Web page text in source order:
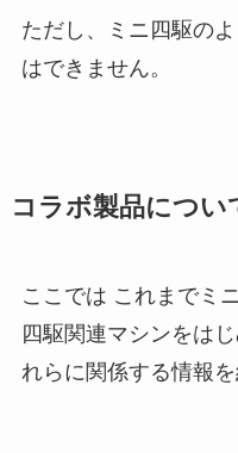
ただし、ミニ四駆の
はできません。
コラボ製品につ
ここでは これまでミ
四駆関連マシンをは
れらに関係する情報を